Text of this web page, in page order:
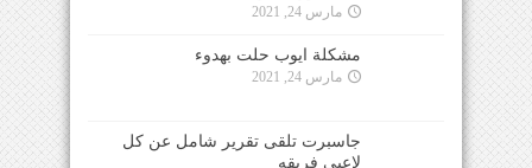
مارس 24, 2021
مشكلة ايوب حلت بهدوء
مارس 24, 2021
جاسبرت تلقى تقرير شامل عن كل
لاعبي فريقه